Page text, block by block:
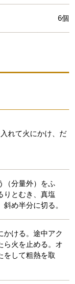
6個
れて火にかけ、だ
（分量外）をふ
りとむき、真塩
斜め半分に切る。
ける。途中アク
ら火を止める。オ
をして粗熱を取